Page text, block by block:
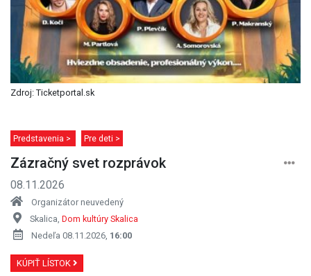
Zdroj: Ticketportal.sk
Predstavenia > Pre deti >
Zázračný svet rozprávok
08.11.2026
Organizátor neuvedený
Skalica, Dom kultúry Skalica
Nedeľa 08.11.2026, 16:00
KÚPIŤ LÍSTOK